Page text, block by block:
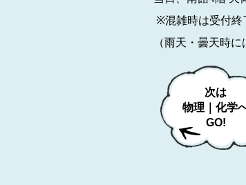
※混雑時は受付終
（雨天・曇天時
次は
物理｜化学
GO!